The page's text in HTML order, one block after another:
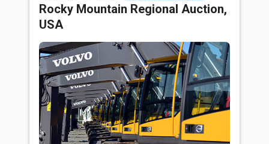
Rocky Mountain Regional Auction,
USA